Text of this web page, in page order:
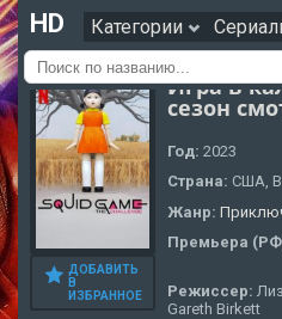
HD Категории
ДОБАВИТЬ
В
ИЗБРАННОЕ
Игра в
сезон
Год: 2023
Страна: США,
Жанр:
Премьера
Режиссер:
Gareth Birkett